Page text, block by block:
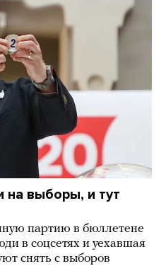
на выборы, и тут
партию в бюллетене
в соцсетях и уехавшая
снять с выборов